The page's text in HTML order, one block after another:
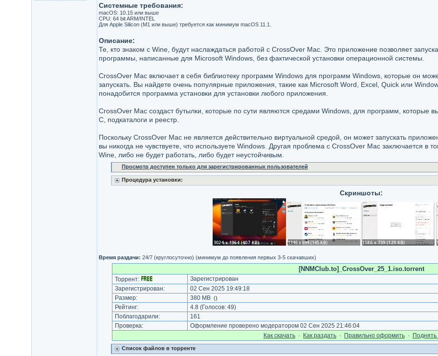
Системные требования:
macOS: 10.15 или выше
CPU: 64 bit ARM/INTEL
Для Apple Silicon (M1 или выше) требуется как минимум macOS 11.1.
Описание:
Те, кто знаком с Wine, будут наслаждаться работой с CrossOver Mac. Это приложение позволяет
программы, написанные для Microsoft Windows, без фактической установки операционной системы.
CrossOver Mac включает в себя библиотеку программ Windows для программ Windows, которые он
запускать. Вы найдете очень популярные приложения, такие как Microsoft Word, Excel, Quick или
понадобится программа установки для установки любого приложения.
CrossOver Mac создаст бутылки, которые по сути являются средами Windows, для программ, которые
C, подкаталоги и реестр.
Поскольку CrossOver Mac не является действительно виртуальной средой, он может запускать
вы никогда не чувствуете, что используете Windows. Другая проблема с CrossOver Mac заключается
Wine, либо не будет работать, либо будет неустойчивым.
Просмотр доступен только для зарегистрированных пользователей
Процедура установки:
Скриншоты:
Время раздачи: 24/7 (круглосуточно) (минимум до появления первых 3-5 скачавших)
[NNMClub.to]_CrossOver_25_1.iso.torrent
Торрент:
Зарегистрирован
Зарегистрирован:
02 Сен 2025 19:49:18
Размер:
380 MB ()
Рейтинг: 4.8 (Голосов: 49)
Поблагодарили:
161
Проверка:
Оформление проверено модератором 02 Сен 2025 21:46:04
Как cкачать · Как раздать · Правильно оформить · Поднять
Список файлов в торренте